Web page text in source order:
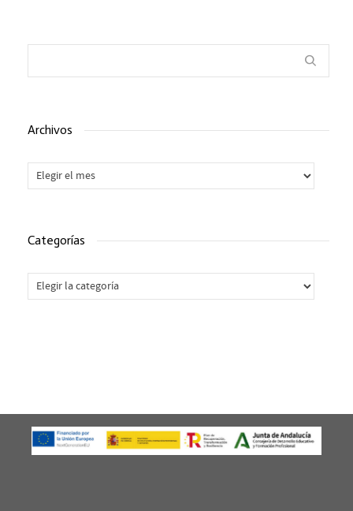
Archivos
Archivos
Categorías
Categorías